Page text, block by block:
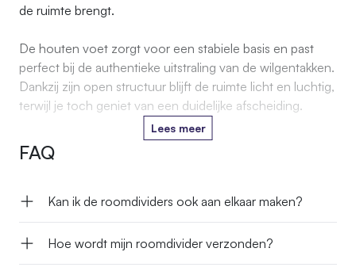
de ruimte brengt.
De houten voet zorgt voor een stabiele basis en past
perfect bij de authentieke uitstraling van de wilgentakken.
Dankzij zijn open structuur blijft de ruimte licht en luchtig,
terwijl je toch geniet van een duidelijke afscheiding.
De Sverre roomdivider is ideaal voor gebruik in
woonkamers, kantoren en horecagelegenheden en
Lees meer
FAQ
Kan ik de roomdividers ook aan elkaar maken?
Hoe wordt mijn roomdivider verzonden?